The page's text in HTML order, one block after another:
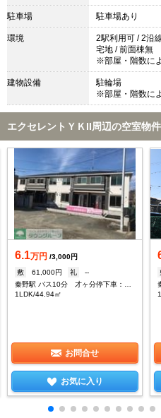
駐車場 駐車場あり
環境
2駅利用可 / 2沿
宅地 / 前面棟無
※部屋・階数に
建物設備
駐輪場
※部屋・階数に
エクセレントＹＫII周辺の空室物件
6.1万円 /3,000円
敷
61,000円 礼
--
1LDK/44.94㎡
お問合せ
お気に入り